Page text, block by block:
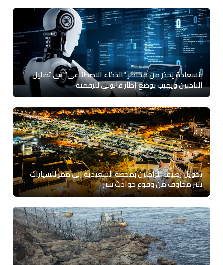
بنسعادة يحذر من مخاطر “الذكاء الاصطناعي” في تضليل
الناخبين ويهيب بوضع إطار قانوني للرقمنة
تحويل رصيف للراجلين بمحطة السعيدية إلى ممر للسيارات
يثير مخاوف من وقوع حوادث سير